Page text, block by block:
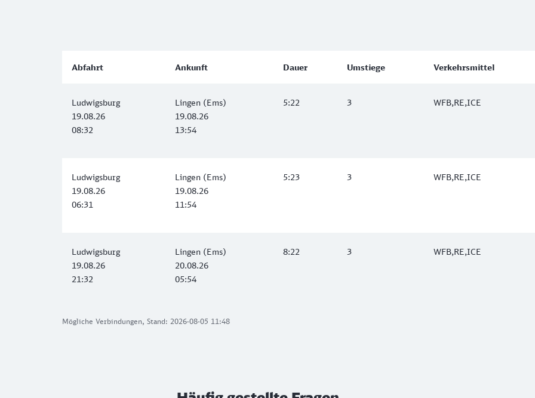
Mögliche Verbindungen, Stand: 2026-08-05 11:48
Abfahrt Ankunft Dauer Umstiege Verkehrsmittel
Ludwigsburg
19.08.26
08:32
Lingen (Ems)
19.08.26
13:54
5:22 3 WFB,RE,ICE
Ludwigsburg
19.08.26
06:31
Lingen (Ems)
19.08.26
11:54
5:23 3 WFB,RE,ICE
Ludwigsburg
19.08.26
21:32
Lingen (Ems)
20.08.26
05:54
8:22 3 WFB,RE,ICE